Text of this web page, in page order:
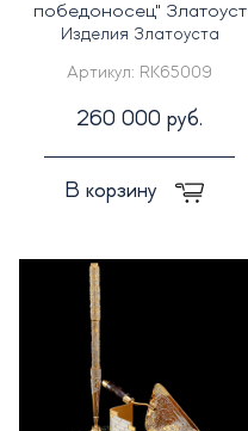
победоносец" Златоуст
Изделия Златоуста
Артикул: RK65009
260 000 руб.
В корзину